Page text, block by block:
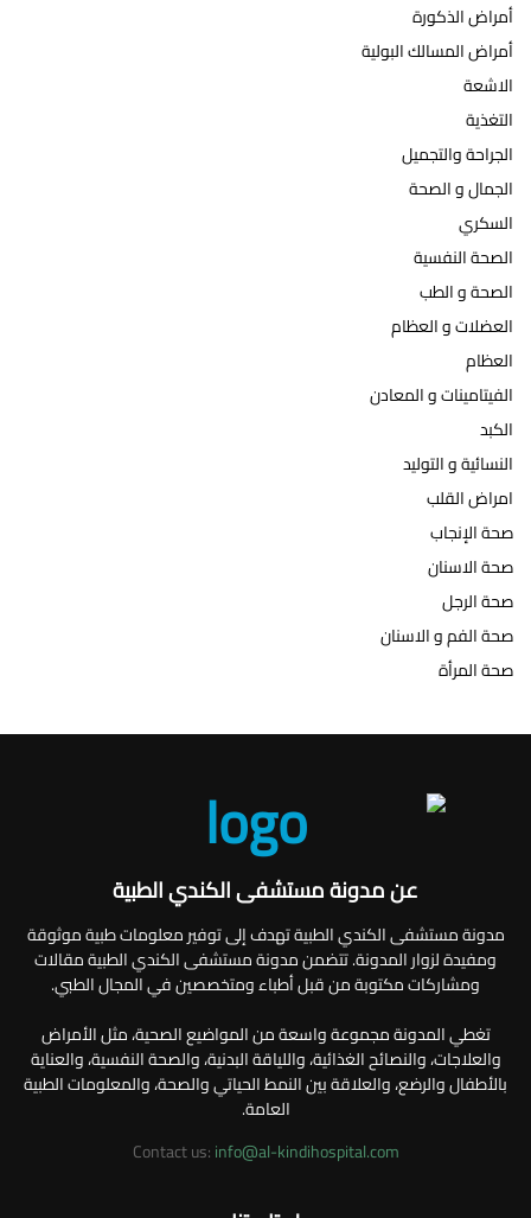
أمراض الذكورة
أمراض المسالك البولية
الاشعة
التغذية
الجراحة والتجميل
الجمال و الصحة
السكري
الصحة النفسية
الصحة و الطب
العضلات و العظام
العظام
الفيتامينات و المعادن
الكبد
النسائية و التوليد
امراض القلب
صحة الإنجاب
صحة الاسنان
صحة الرجل
صحة الفم و الاسنان
صحة المرأة
عن مدونة مستشفى الكندي الطبية
مدونة مستشفى الكندي الطبية تهدف إلى توفير معلومات طبية موثوقة
ومفيدة لزوار المدونة. تتضمن مدونة مستشفى الكندي الطبية مقالات
ومشاركات مكتوبة من قبل أطباء ومتخصصين في المجال الطبي.
تغطي المدونة مجموعة واسعة من المواضيع الصحية، مثل الأمراض
والعلاجات، والنصائح الغذائية، واللياقة البدنية، والصحة النفسية، والعناية
بالأطفال والرضع، والعلاقة بين النمط الحياتي والصحة، والمعلومات الطبية
العامة.
Contact us:info@al-kindihospital.com